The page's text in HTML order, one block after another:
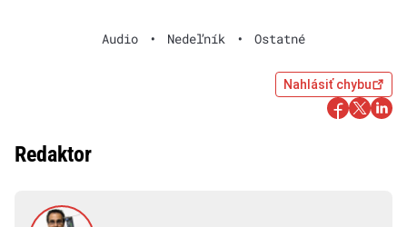
Audio • Nedeľník • Ostatné
Nahlásiť chybu
Redaktor